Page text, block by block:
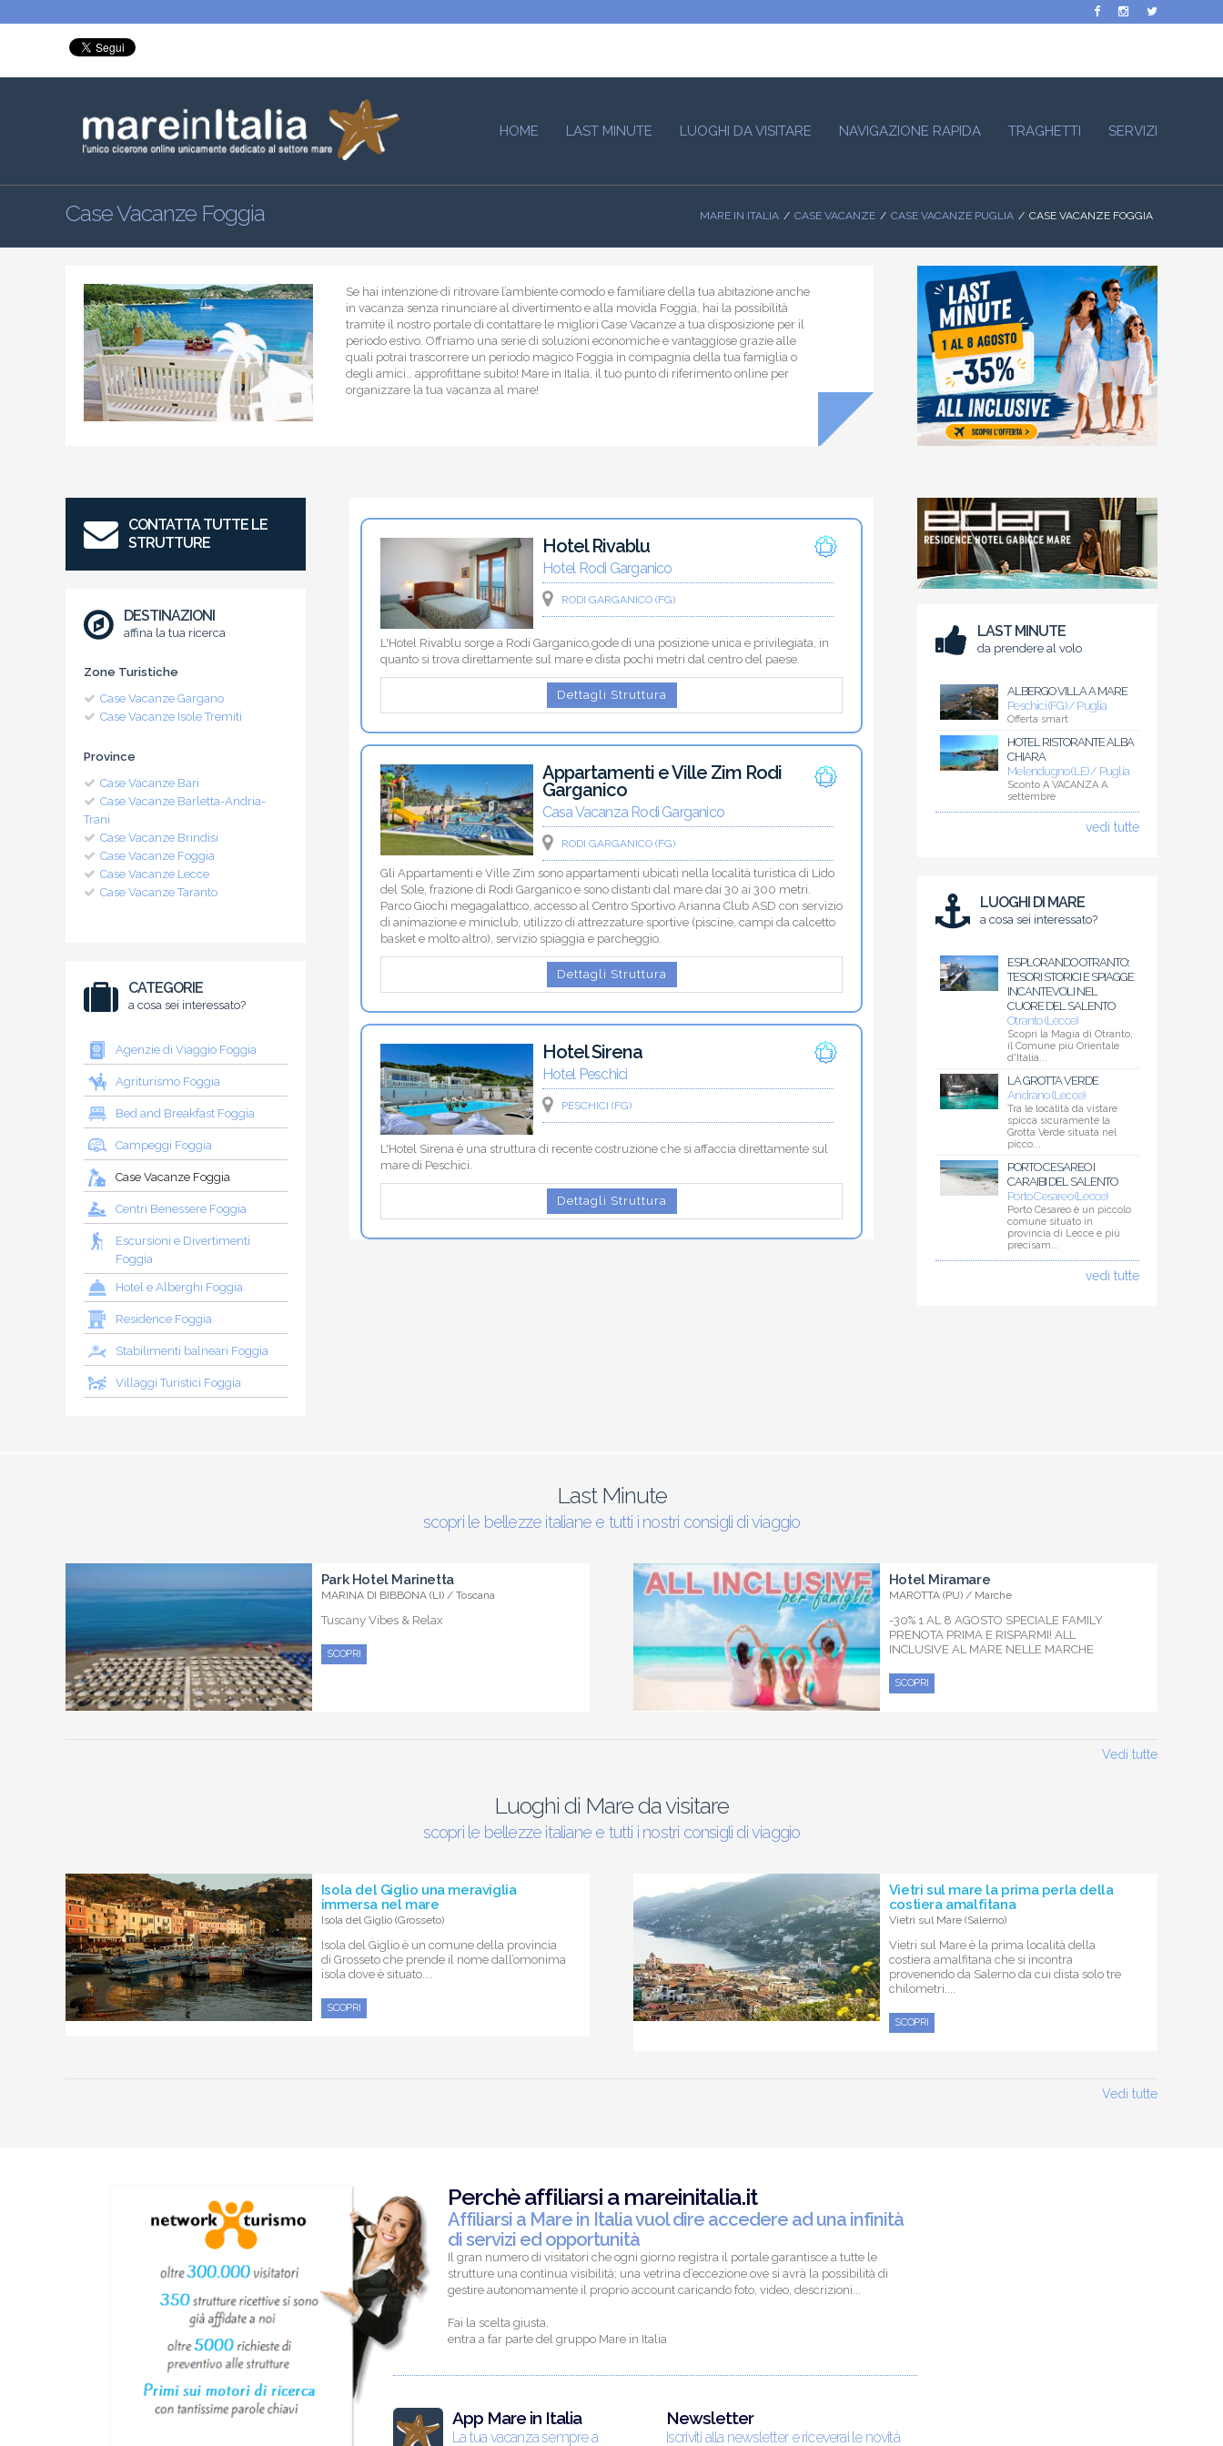
HOME LAST MINUTE LUOGHI DA VISITARE NAVIGAZIONE RAPIDA TRAGHETTI SERVIZI
Case Vacanze Foggia MARE IN ITALIA CASE VACANZE CASE VACANZE PUGLIA CASE VACANZE FOGGIA
Se hai intenzione di ritrovare l’ambiente comodo e familiare della tua abitazione anche
in vacanza senza rinunciare al divertimento e alla movida Foggia, hai la possibilità
tramite il nostro portale di contattare le migliori Case Vacanze a tua disposizione per il
periodo estivo. Offriamo una serie di soluzioni economiche e vantaggiose grazie alle
quali potrai trascorrere un periodo magico Foggia in compagnia della tua famiglia o
degli amici… approfittane subito! Mare in Italia, il tuo punto di riferimento online per
organizzare la tua vacanza al mare!
CONTATTA TUTTE LE
STRUTTURE
DESTINAZIONI
affina la tua ricerca
Zone Turistiche
Case Vacanze Gargano
Case Vacanze Isole Tremiti
Province
Case Vacanze Bari
Case Vacanze Barletta-Andria-
Trani
Case Vacanze Brindisi
Case Vacanze Foggia
Case Vacanze Lecce
Case Vacanze Taranto
CATEGORIE
a cosa sei interessato?
Agenzie di Viaggio Foggia
Agriturismo Foggia
Bed and Breakfast Foggia
Campeggi Foggia
Case Vacanze Foggia
Centri Benessere Foggia
Escursioni e Divertimenti
Foggia
Hotel e Alberghi Foggia
Residence Foggia
Stabilimenti balneari Foggia
Villaggi Turistici Foggia
Hotel Rivablu
Hotel Rodi Garganico
RODI GARGANICO (FG)
L'Hotel Rivablu sorge a Rodi Garganico,gode di una posizione unica e privilegiata, in
quanto si trova direttamente sul mare e dista pochi metri dal centro del paese.
Dettagli Struttura
Appartamenti e Ville Zim Rodi
Garganico
Casa Vacanza Rodi Garganico
RODI GARGANICO (FG)
Gli Appartamenti e Ville Zim sono appartamenti ubicati nella località turistica di Lido
del Sole, frazione di Rodi Garganico e sono distanti dal mare dai 30 ai 300 metri.
Parco Giochi megagalattico, accesso al Centro Sportivo Arianna Club ASD con servizio
di animazione e miniclub, utilizzo di attrezzature sportive (piscine, campi da calcetto
basket e molto altro), servizio spiaggia e parcheggio.
Dettagli Struttura
Hotel Sirena
Hotel Peschici
PESCHICI (FG)
L'Hotel Sirena è una struttura di recente costruzione che si affaccia direttamente sul
mare di Peschici.
Dettagli Struttura
LAST MINUTE
da prendere al volo
ALBERGO VILLA A MARE
Peschici (FG) / Puglia
Offerta smart
HOTEL RISTORANTE ALBA
CHIARA
Melendugno (LE) / Puglia
Sconto A VACANZA A
settembre
vedi tutte
LUOGHI DI MARE
a cosa sei interessato?
ESPLORANDO OTRANTO:
TESORI STORICI E SPIAGGE
INCANTEVOLI NEL
CUORE DEL SALENTO
Otranto (Lecce)
Scopri la Magia di Otranto,
il Comune più Orientale
d'Italia...
LA GROTTA VERDE
Andrano (Lecce)
Tra le località da vistare
spicca sicuramente la
Grotta Verde situata nel
picco...
PORTO CESAREO I
CARAIBI DEL SALENTO
Porto Cesareo (Lecce)
Porto Cesareo è un piccolo
comune situato in
provincia di Lecce e più
precisam...
vedi tutte
Last Minute
scopri le bellezze italiane e tutti i nostri consigli di viaggio
Park Hotel Marinetta
MARINA DI BIBBONA (LI) / Toscana
Tuscany Vibes & Relax
SCOPRI
Hotel Miramare
MAROTTA (PU) / Marche
-30% 1 AL 8 AGOSTO SPECIALE FAMILY
PRENOTA PRIMA E RISPARMI! ALL
INCLUSIVE AL MARE NELLE MARCHE
SCOPRI
Vedi tutte
Luoghi di Mare da visitare
scopri le bellezze italiane e tutti i nostri consigli di viaggio
Isola del Giglio una meraviglia
immersa nel mare
Isola del Giglio (Grosseto)
Isola del Giglio è un comune della provincia
di Grosseto che prende il nome dall’omonima
isola dove è situato....
SCOPRI
Vietri sul mare la prima perla della
costiera amalfitana
Vietri sul Mare (Salerno)
Vietri sul Mare è la prima località della
costiera amalfitana che si incontra
provenendo da Salerno da cui dista solo tre
chilometri....
SCOPRI
Vedi tutte
Perchè affiliarsi a mareinitalia.it
Affiliarsi a Mare in Italia vuol dire accedere ad una infinità
di servizi ed opportunità
Il gran numero di visitatori che ogni giorno registra il portale garantisce a tutte le
strutture una continua visibilità; una vetrina d’eccezione ove si avrà la possibilità di
gestire autonomamente il proprio account caricando foto, video, descrizioni...
Fai la scelta giusta,
entra a far parte del gruppo Mare in Italia
App Mare in Italia
La tua vacanza sempre a
Newsletter
Iscriviti alla newsletter e riceverai le novità